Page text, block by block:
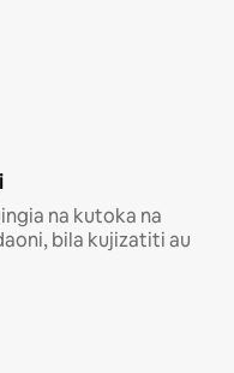
na kutoka na
bila kujizatiti au